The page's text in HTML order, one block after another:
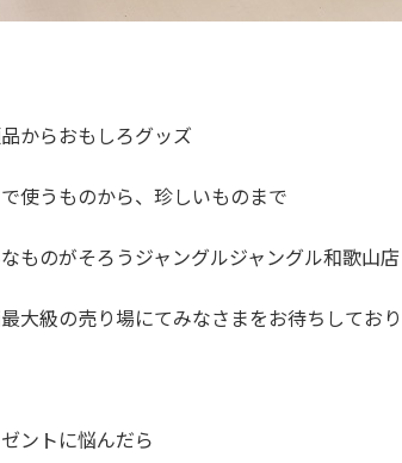
からおもしろグッズ
使うものから、珍しいものまで
ものがそろうジャングルジャングル和歌山店
大級の売り場にてみなさまをお待ちしており
ントに悩んだら